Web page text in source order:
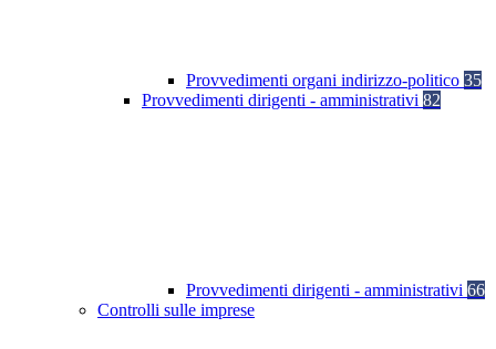
Provvedimenti organi indirizzo-politico 35
Provvedimenti dirigenti - amministrativi 82
Provvedimenti dirigenti - amministrativi 66
Controlli sulle imprese